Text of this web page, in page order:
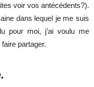
voir vos antécédents?).
dans lequel je me suis
pour moi, j’ai voulu me
partager.